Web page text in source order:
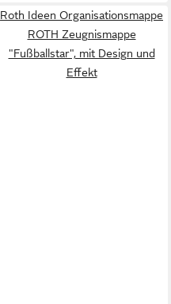
Roth Ideen Organisationsmappe
ROTH Zeugnismappe
"Fußballstar", mit Design und
Effekt